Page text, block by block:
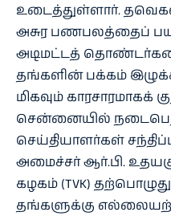
உடைத்துள்ளார்.
அசுர பணபலத்தைப்
அடிமட்டத்
தங்களின் பக்கம்
மிகவும் காரசாரமாகக்
சென்னையில்
செய்தியாளர்கள்
அமைச்சர் ஆர்.பி.
கழகம் (TVK)
தங்களுக்கு